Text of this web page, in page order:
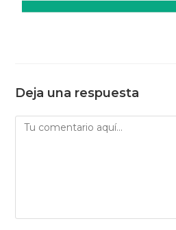
Deja una respuesta
Comentario